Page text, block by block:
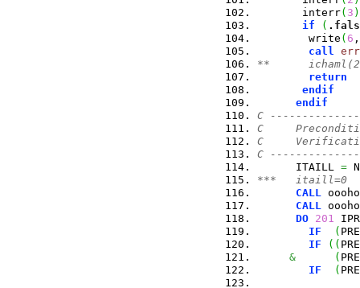
       interr
( 3 )
if
( .
        write
( 6 ,
call
**
return
endif
endif
C
C
C
C
      ITAILL
=
***   itaill=0
CALL
CALL
DO 201
IF
(
IF
( (
&
(
IF
(